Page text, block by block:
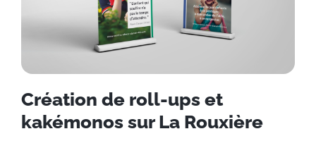
Création de roll-ups et
kakémonos sur La Rouxière